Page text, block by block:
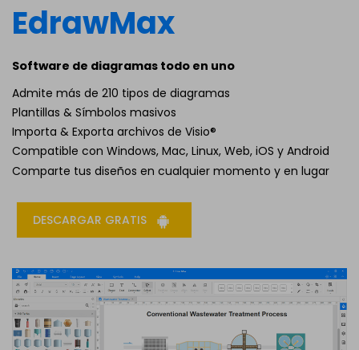
EdrawMax
Software de diagramas todo en uno
Admite más de 210 tipos de diagramas
Plantillas & Símbolos masivos
Importa & Exporta archivos de Visio®
Compatible con Windows, Mac, Linux, Web, iOS y Android
Comparte tus diseños en cualquier momento y en lugar
DESCARGAR GRATIS